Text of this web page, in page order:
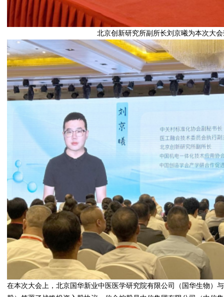
北京创新研究所副所长刘京曦为本次大
在本次大会上，北京国华新业中医医学研究院有限公司（国华生物）